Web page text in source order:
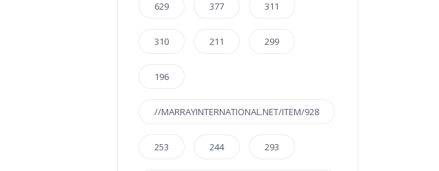
629 377 311
310 211 299
196
//MARRAYINTERNATIONAL.NET/ITEM/928
253 244 293